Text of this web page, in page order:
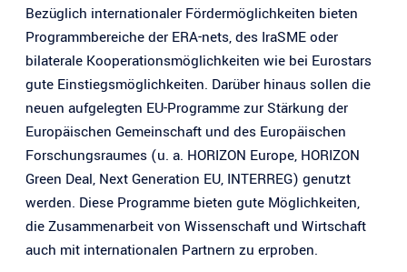
Bezüglich internationaler Fördermöglichkeiten bieten
Programmbereiche der ERA-nets, des IraSME oder
bilaterale Kooperationsmöglichkeiten wie bei Eurostars
gute Einstiegsmöglichkeiten. Darüber hinaus sollen die
neuen aufgelegten EU-Programme zur Stärkung der
Europäischen Gemeinschaft und des Europäischen
Forschungsraumes (u. a. HORIZON Europe, HORIZON
Green Deal, Next Generation EU, INTERREG) genutzt
werden. Diese Programme bieten gute Möglichkeiten,
die Zusammenarbeit von Wissenschaft und Wirtschaft
auch mit internationalen Partnern zu erproben.